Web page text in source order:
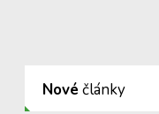
Nové články